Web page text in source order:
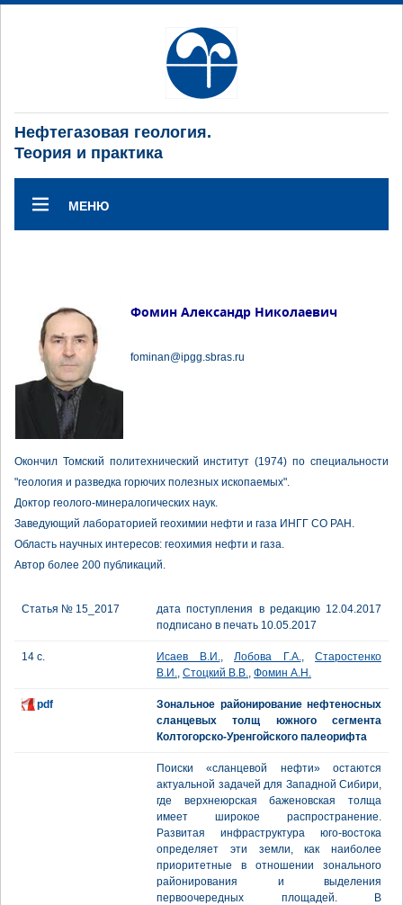
Нефтегазовая геология.
Теория и практика
МЕНЮ
Фомин Александр Николаевич
fominan@ipgg.sbras.ru
Окончил Томский политехнический институт (1974) по специальности
"геология и разведка горючих полезных ископаемых".
Доктор геолого-минералогических наук.
Заведующий лабораторией геохимии нефти и газа ИНГГ СО РАН.
Область научных интересов: геохимия нефти и газа.
Автор более 200 публикаций.
Статья № 15_2017
дата поступления в редакцию 12.04.2017
подписано в печать 10.05.2017
14 с. Исаев В.И., Лобова Г.А., Старостенко
В.И., Стоцкий В.В., Фомин А.Н.
pdf
Зональное районирование нефтеносных
сланцевых толщ южного сегмента
Колтогорско-Уренгойского палеорифта
Поиски «сланцевой нефти» остаются
актуальной задачей для Западной Сибири,
где верхнеюрская баженовская толща
имеет широкое распространение.
Развитая инфраструктура юго-востока
определяет эти земли, как наиболее
приоритетные в отношении зонального
районирования и выделения
первоочередных площадей. В